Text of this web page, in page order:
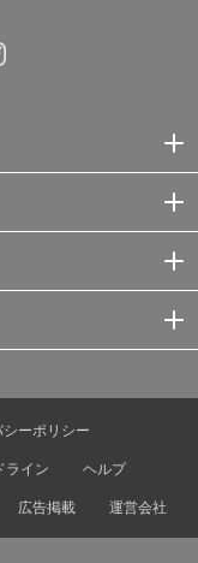
ーポリシー
ライン
ヘルプ
広告掲載 運営会社